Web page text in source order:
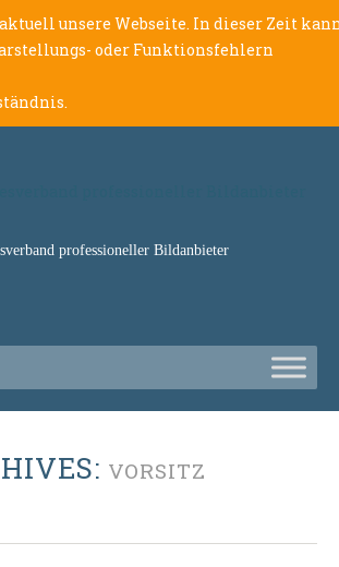
unsere Webseite. In dieser Zeit
oder Funktionsfehlern
professioneller Bildanbieter
VORSITZ